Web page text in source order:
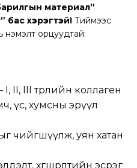
материал”
бас хэрэгтэй! Тиймээс
нэмэлт орцуудтай:
I, II, III төрлийн коллаген
үс, хумсны эрүүл
чийгшүүлж, уян хатан
хөгшрөлтийн эсрэг